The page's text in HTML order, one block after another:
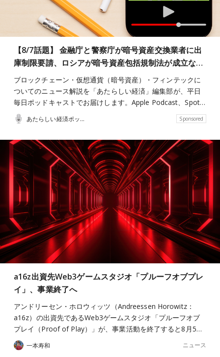
【8/7話題】 金融庁と警察庁が暗号資産交換業者に出
庫制限要請、ロシアが暗号資産包括規制法が成立な…
ブロックチェーン・仮想通貨（暗号資産）・フィンテックに
ついてのニュース解説を「あたらしい経済」編集部が、平日
毎日ポッドキャストでお届けします。Apple Podcast、Spot…
あたらしい経済ポッドキャスト Sponsored
a16z出資先Web3ゲームスタジオ「プルーフオブプレ
イ」、事業終了へ
アンドリーセン・ホロウィッツ（Andreessen Horowitz：
a16z）の出資先であるWeb3ゲームスタジオ「プルーフオブ
プレイ（Proof of Play）」が、事業活動を終了すると8月5…
一本寿和 ニュース